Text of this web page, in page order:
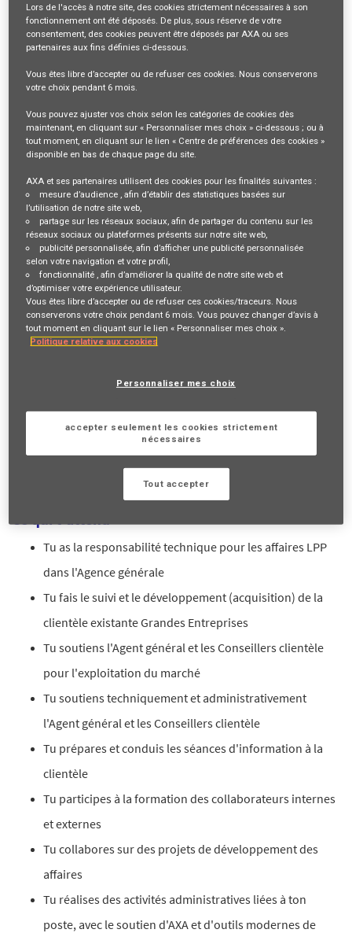
Se connecter
ou S'inscrire
Description du poste
100%, lieu de travail: Sion
Tu as un solide bagage dans le domaine de la prévoyance
professionnelle et ce secteur te passionne ? Tu as déjà pu
mettre en pratique tes compétences de vente, de négociation
et de réseautage ainsi que dans l'administration ? Tu es une
personne orientée client et objectifs ? Tu fais preuve de
sérieux et d'une excellente organisation dans ton travail et tu
Tu as chez nous l'opportunité de développer tes compétences
et de démontrer tes capacités. Notre Agence générale
Prévoyance et Patrimoine de Sion souhaite renforcer son
équipe et nous serions ravis de recevoir ton
Ce qui t'attend
Tu as la responsabilité technique pour les affaires LPP
dans l'Agence générale
Tu fais le suivi et le développement (acquisition) de la
clientèle existante Grandes Entreprises
Tu soutiens l'Agent général et les Conseillers clientèle
pour l'exploitation du marché
Tu soutiens techniquement et administrativement
l'Agent général et les Conseillers clientèle
Tu prépares et conduis les séances d'information à la
clientèle
Tu participes à la formation des collaborateurs internes
et externes
Tu collabores sur des projets de développement des
affaires
Tu réalises des activités administratives liées à ton
poste, avec le soutien d'AXA et d'outils modernes de
Lors de l'accès à notre site, des cookies strictement nécessaires à son
fonctionnement ont été déposés. De plus, sous réserve de votre
consentement, des cookies peuvent être déposés par AXA ou ses
partenaires aux fins définies ci-dessous.
Vous êtes libre d’accepter ou de refuser ces cookies. Nous conserverons
votre choix pendant 6 mois
Vous pouvez ajuster vos choix selon les catégories de cookies dès
maintenant, en cliquant sur « Personnaliser mes choix » ci-dessous ; ou à
tout moment, en cliquant sur le lien « Centre de préférences des cookies »
disponible en bas de chaque page du site.
AXA et ses partenaires utilisent des cookies pour les finalités suivantes :
mesure d’audience , afin d’établir des statistiques basées sur
l’utilisation de notre site web,
partage sur les réseaux sociaux , afin de partager du contenu sur les
réseaux sociaux ou plateformes présents sur notre site web,
publicité personnalisée, afin d’afficher une publicité personnalisée
selon votre navigation et votre profil,
fonctionnalité , afin d’améliorer la qualité de notre site web et
d’optimiser votre expérience utilisateur.
Vous êtes libre d’accepter ou de refuser ces cookies/traceurs. Nous
conserverons votre choix pendant 6 mois. Vous pouvez changer d’avis à
tout moment en cliquant sur le lien « Personnaliser mes choix ».
Politique relative aux cookies
Personnaliser mes choix
accepter seulement les cookies strictement
nécessaires
Tout accepter